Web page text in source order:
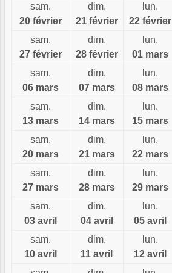
sam.
20 février
dim.
21 février
lun.
22 février
sam.
27 février
dim.
28 février
lun.
01 mars
sam.
06 mars
dim.
07 mars
lun.
08 mars
sam.
13 mars
dim.
14 mars
lun.
15 mars
sam.
20 mars
dim.
21 mars
lun.
22 mars
sam.
27 mars
dim.
28 mars
lun.
29 mars
sam.
03 avril
dim.
04 avril
lun.
05 avril
sam.
10 avril
dim.
11 avril
lun.
12 avril